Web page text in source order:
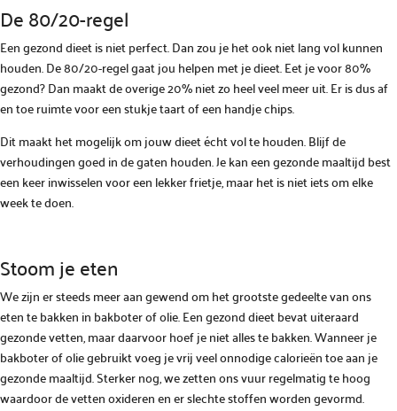
De 80/20-regel
Een gezond dieet is niet perfect. Dan zou je het ook niet lang vol kunnen
houden. De 80/20-regel gaat jou helpen met je dieet. Eet je voor 80%
gezond? Dan maakt de overige 20% niet zo heel veel meer uit. Er is dus af
en toe ruimte voor een stukje taart of een handje chips.
Dit maakt het mogelijk om jouw dieet écht vol te houden. Blijf de
verhoudingen goed in de gaten houden. Je kan een gezonde maaltijd best
een keer inwisselen voor een lekker frietje, maar het is niet iets om elke
week te doen.
Stoom je eten
We zijn er steeds meer aan gewend om het grootste gedeelte van ons
eten te bakken in bakboter of olie. Een gezond dieet bevat uiteraard
gezonde vetten, maar daarvoor hoef je niet alles te bakken. Wanneer je
bakboter of olie gebruikt voeg je vrij veel onnodige calorieën toe aan je
gezonde maaltijd. Sterker nog, we zetten ons vuur regelmatig te hoog
waardoor de vetten oxideren en er slechte stoffen worden gevormd.